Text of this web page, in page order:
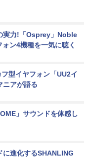
実力!「Osprey」Noble
ン4機種を一気に聴く
型イヤフォン「UU2イ
ニアが語る
」サウンドを体感し
に進化するSHANLING